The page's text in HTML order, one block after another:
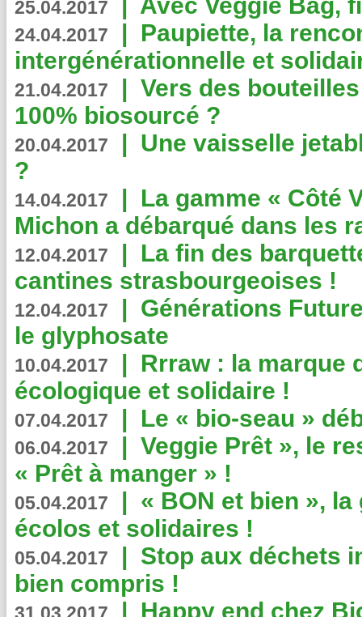
25.04.2017
24.04.2017 | Paupiette, la
intergénérationnelle et
21.04.2017 | Vers des
100% biosourcé ?
20.04.2017 | Une vaisselle
?
14.04.2017 | La gamme « Côté
Michon a débarqué dans les
12.04.2017 | La fin des
cantines strasbourgeoises !
12.04.2017 | Générations
le glyphosate
10.04.2017 | Rrraw : la marque
écologique et solidaire !
07.04.2017 | Le « bio-seau »
06.04.2017 | Veggie Prêt », le
« Prêt à manger » !
05.04.2017 | « BON et bien »,
écolos et solidaires !
05.04.2017 | Stop aux déchets
bien compris !
| Happy end chez